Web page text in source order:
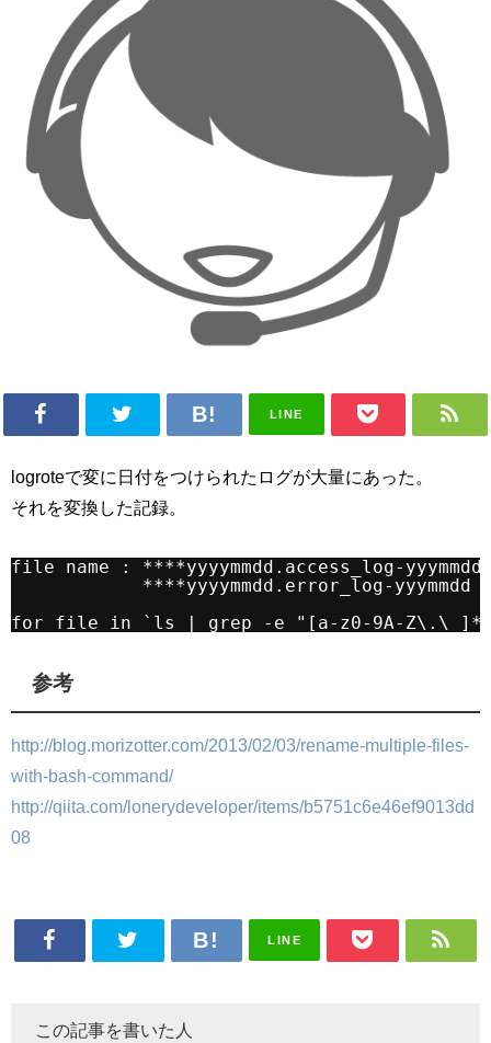
LINE
logroteで変に日付をつけられたログが大量にあった。
それを変換した記録。
file name : ****yyyymmdd.access_log-yyymmdd
****yyyymmdd.error_log-yyymmdd
for file in `ls | grep -e "[a-z0-9A-
参考
http://blog.morizotter.com/2013/02/03/rename-multiple-files-
with-bash-command/
http://qiita.com/lonerydeveloper/items/b5751c6e46ef9013dd
08
LINE
この記事を書いた人